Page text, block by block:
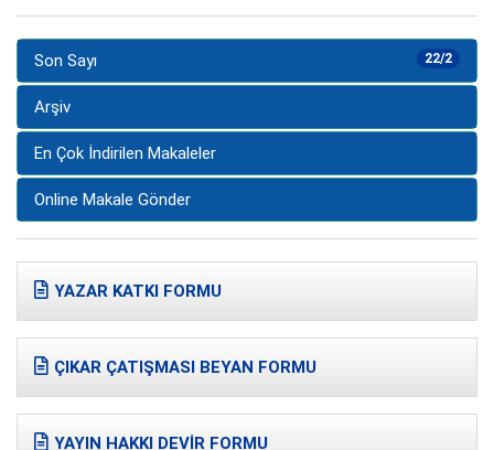
22/2
Son Sayı
Arşiv
En Çok İndirilen Makaleler
Online Makale Gönder
YAZAR KATKI FORMU
ÇIKAR ÇATIŞMASI BEYAN FORMU
YAYIN HAKKI DEVİR FORMU